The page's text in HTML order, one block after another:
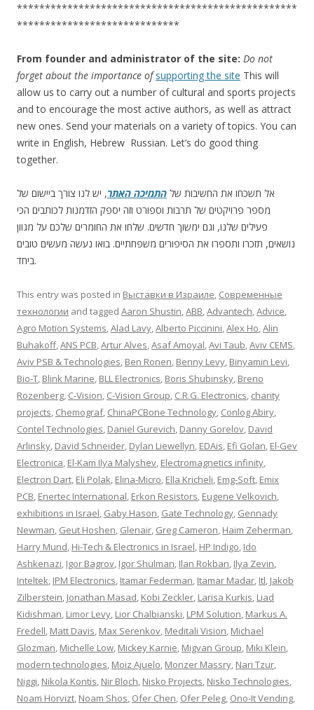
**************************************************
*****************************
From founder and administrator of the site: Do not
forget about the importance ofsupporting the site This will
allow us to carry out a number of cultural and sports projects
and to encourage the most active authors, as well as attract
new ones. Send your materials on a variety of topics. You can
write in English, Hebrew Russian. Let’s do good thing
together.
אל תשכחו את החשיבות של התמיכה האתר, יש לנו צורך ביישום של
מספר פרויקטים של תרבות וספורט וזה יספק הזדמנות לכותבים הכי
פעילים שלנו, וגם ימשוך חדשים. שלחו את החומרים שלכם על מגוון
נושאים, תזכרו ותספרו את הסיפורים משפחתיים. בואו נעשה מעשים טובים
ביחד.
This entry was posted in Выставки в Израиле, Современные
технологии and tagged Aaron Shustin,ABB,Advantech,Advice,
Agro Motion Systems,Alad Lavy,Alberto Piccinini,Alex Ho,Alin
Buhakoff,ANS PCB,Artur Alves,Asaf Amoyal,Avi Taub,Aviv CEMS,
Aviv PSB & Technologies, Ben Ronen, Benny Levy, Binyamin Levi,
Bio-T, Blink Marine, BLL Electronics, Boris Shubinsky, Breno
Rozenberg, C-Vision, C-Vision Group, C.R.G. Electronics, charity
projects, Chemograf, ChinaPCBone Technology, Conlog Abiry,
Contel Technologies, Daniel Gurevich, Danny Gorelov, David
Arlinsky, David Schneider, Dylan Liewellyn, EDAis, Efi Golan, El-Gev
Electronica, El-Kam Ilya Malyshev, Electromagnetics infinity,
Electron Dart, Eli Polak, Elina-Micro, Ella Kricheli, Emg-Soft, Emix
PCB, Enertec International, Erkon Resistors, Eugene Velkovich,
exhibitions in Israel, Gaby Hason, Gate Technology, Gennady
Newman, Geut Hoshen, Glenair, Greg Cameron, Haim Zeherman,
Harry Mund, Hi-Tech & Electronics in Israel, HP Indigo, Ido
Ashkenazi, Igor Bagrov, Igor Shulman, Ilan Rokban, Ilya Zevin,
Inteltek, IPM Electronics, Itamar Federman, Itamar Madar, Itl, Jakob
Zilberstein, Jonathan Masad, Kobi Zeckler, Larisa Kurkis, Liad
Kidishman, Limor Levy, Lior Chalbianski, LPM Solution, Markus A.
Fredell, Matt Davis, Max Serenkov, Meditali Vision, Michael
Glozman, Michelle Low, Mickey Karnie, Migvan Group, Miki Klein,
modern technologies, Moiz Ajuelo, Monzer Massry, Nari Tzur,
Niggi, Nikola Kontis, Nir Bloch, Nisko Projects, Nisko Technologies,
Noam Horvizt, Noam Shos, Ofer Chen, Ofer Peleg, Ono-It Vending,